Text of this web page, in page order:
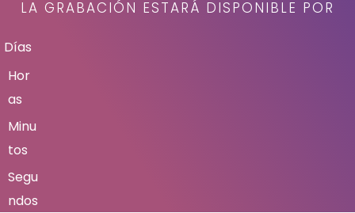
LA GRABACIÓN ESTARÁ DISPONIBLE POR
Días
Hor
as
Minu
tos
Segu
ndos